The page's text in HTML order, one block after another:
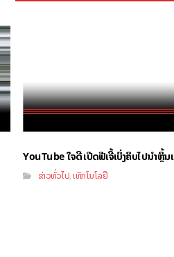
YouTube ໃຈດີ ເປີດຟີເຈີ້ເບິ່ງຄິບໄປນຳຫຼິ້
ຂ່າວທົ່ວໄປ ,ເທັກໂນໂລຢີ